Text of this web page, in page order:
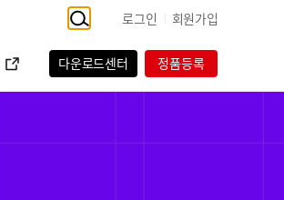
로그인 회원가입
다운로드센터 정품등록